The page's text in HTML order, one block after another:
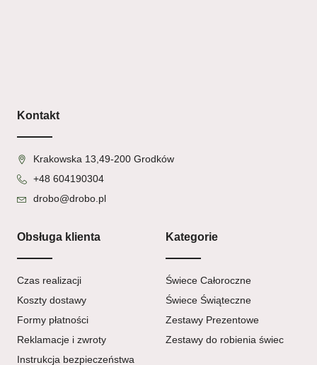
Kontakt
Krakowska 13,49-200 Grodków
+48 604190304
drobo@drobo.pl
Obsługa klienta
Czas realizacji
Koszty dostawy
Formy płatności
Reklamacje i zwroty
Instrukcja bezpieczeństwa
Kategorie
Świece Całoroczne
Świece Świąteczne
Zestawy Prezentowe
Zestawy do robienia świec